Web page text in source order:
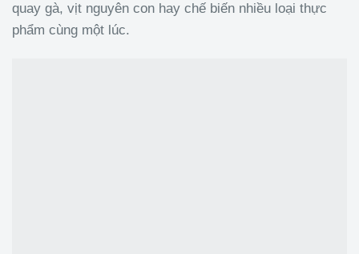
quay gà, vịt nguyên con hay chế biến nhiều loại thực
phẩm cùng một lúc.